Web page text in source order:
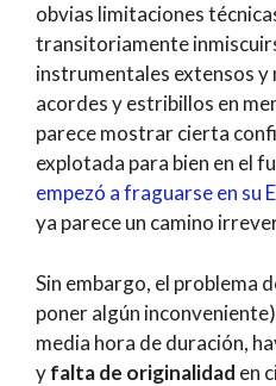
obvias limitaciones
transitoriamente
instrumentales extensos y
acordes y estribillos en
parece mostrar cierta
explotada para bien en el
empezó a fraguarse en su
ya parece un camino
Sin embargo, el problema
poner algún
media hora de duración,
yfalta de originalidad en